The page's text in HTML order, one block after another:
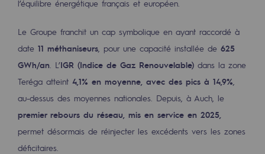
Gestion de l'énergie
Préservation de la biodiversité
Gestion des impacts
Responsabilité sociale et territoriale
Responsabilité sociale et
l’équilibre énergétique français et européen.
Le Groupe franchit un cap symbolique en ayant raccordé à
date 11 méthaniseurs , pour une capacité installée de 625
GWh/an . L’IGR (Indice de Gaz Renouvelable) dans la zone
Teréga atteint 4,1% en moyenne, avec des pics à 14,9%
au-dessus des moyennes nationales. Depuis, à Auch, le
premier rebours du réseau, mis en service en 2025,
permet désormais de réinjecter les excédents vers les zones
déficitaires.